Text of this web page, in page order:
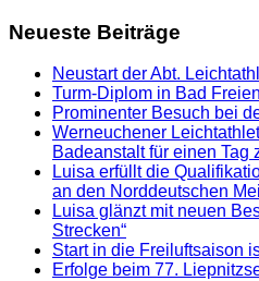
Neueste Beiträge
Neustart der Abt.
Turm-Diplom in Bad
Prominenter Besuch bei
Werneuchener
Badeanstalt für einen Tag
Luisa erfüllt die
an den Norddeutschen
Luisa glänzt mit neuen
Strecken“
Start in die Freiluftsaison
Erfolge beim 77.